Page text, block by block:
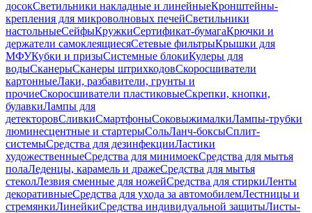
досокСветильники накладные и линейныеКронштейны-
крепления для микроволновых печейСветильники
настольныеСейфыКружкиСертификат-бумагаКрючки и
держатели самоклеящиесяСетевые фильтрыКрышки для
МФУКубки и призыСистемные блокиКулеры для
водыСканерыСканеры штрихкодовСкоросшиватели
картонныеЛаки, разбавители, грунты и
прочиеСкоросшиватели пластиковыеСкрепки, кнопки,
булавкиЛампы для
детекторовСливкиСмартфоныСоковыжималкиЛампы-трубки
люминесцентные и стартерыСольЛанч-боксыСплит-
системыСредства для дезинфекцииЛастики
художественныеСредства для минимоекСредства для мытья
полаЛеденцы, карамель и дражеСредства для мытья
стеколЛезвия сменные для ножейСредства для стиркиЛенты
декоративныеСредства для ухода за автомобилемЛестницы и
стремянкиЛинейкиСредства индивидуальной защитыЛисты-